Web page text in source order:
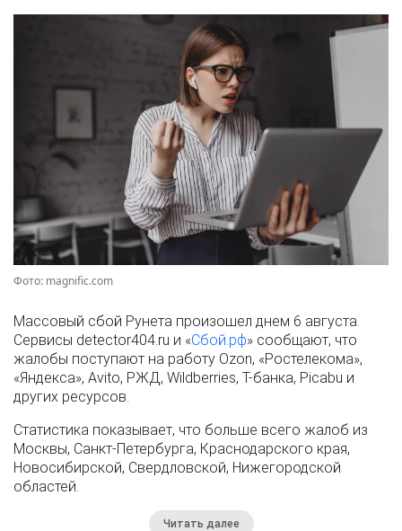
Фото: magnific.com
Массовый сбой Рунета произошел днем 6 августа.
Сервисы detector404.ru и «Сбой.рф» сообщают, что
жалобы поступают на работу Ozon, «Ростелекома»,
«Яндекса», Avito, РЖД, Wildberries, Т-банка, Picabu и
других ресурсов.
Статистика показывает, что больше всего жалоб из
Москвы, Санкт-Петербурга, Краснодарского края,
Новосибирской, Свердловской, Нижегородской
областей.
Читать далее